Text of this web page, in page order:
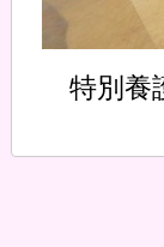
特別養